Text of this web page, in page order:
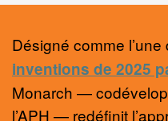
Désigné comme l’une
inventions de 2025
Monarch —
l’APH — redéfinit